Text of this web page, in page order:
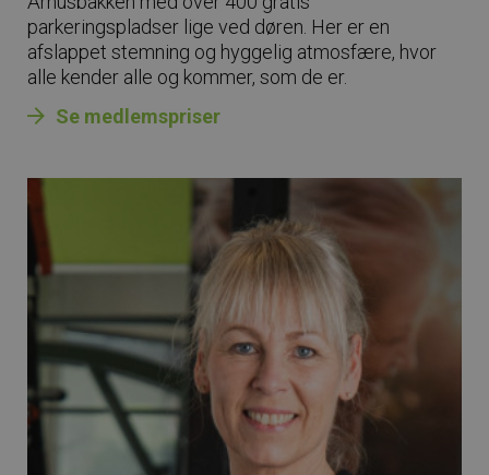
parkeringspladser lige ved døren. Her er en
afslappet stemning og hyggelig atmosfære, hvor
alle kender alle og kommer, som de er.
Se medlemspriser